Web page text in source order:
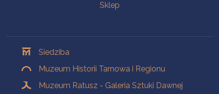
Sklep
Siedziba
Muzeum Historii Tarnowa i Regionu
Muzeum Ratusz - Galeria Sztuki Dawnej